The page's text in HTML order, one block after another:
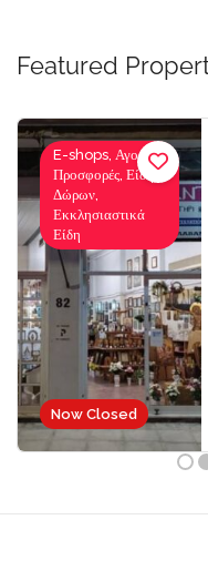
Featured
Now Closed
E-shops, Αγορές-
Προσφορές, Είδη
Δώρων,
Εκκλησιαστικά
Είδη